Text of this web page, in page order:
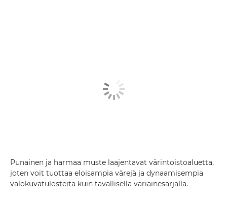
Punainen ja harmaa muste laajentavat värintoistoaluetta,
joten voit tuottaa eloisampia värejä ja dynaamisempia
valokuvatulosteita kuin tavallisella väriainesarjalla.